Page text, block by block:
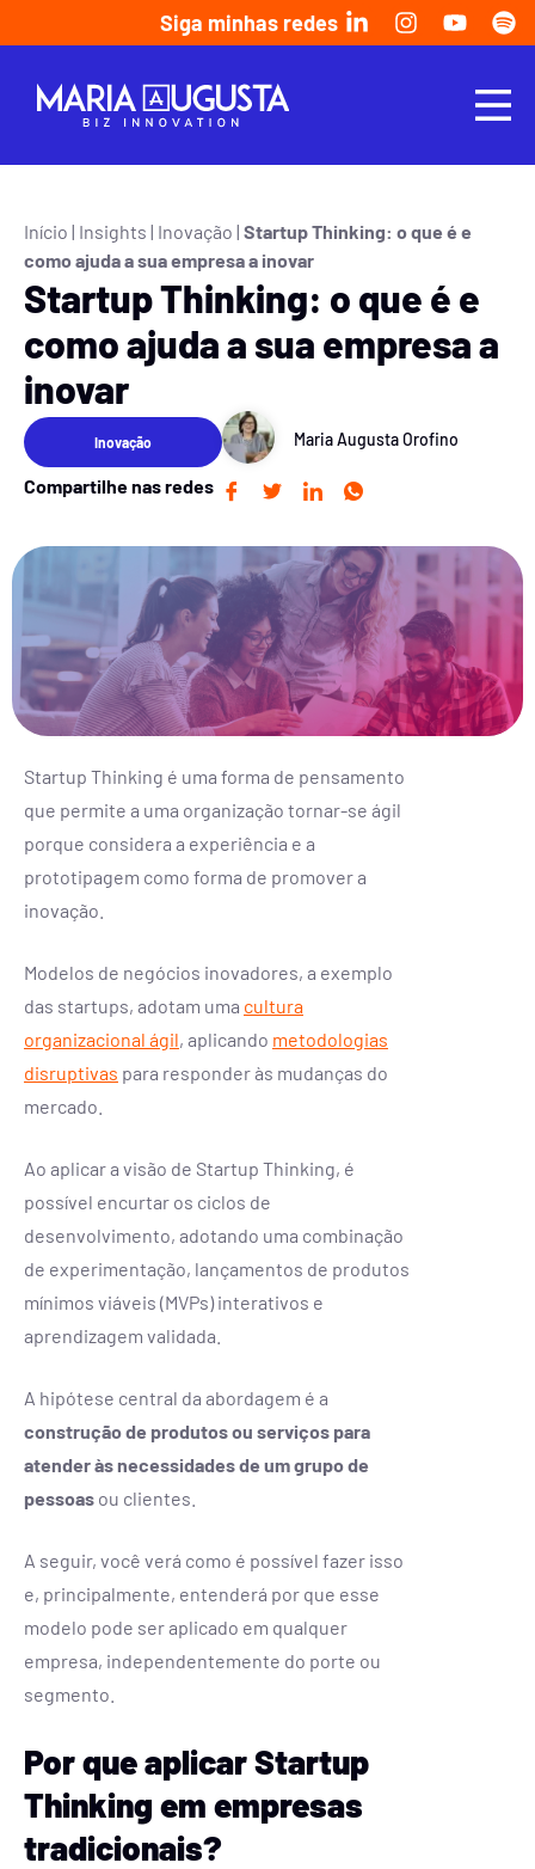
Siga minhas redes
Início | Insights | Inovação | Startup Thinking: o que é e
como ajuda a sua empresa a inovar
Startup Thinking: o que é e
como ajuda a sua empresa a
inovar
Inovação Maria Augusta Orofino
Compartilhe nas redes
Startup Thinking é uma forma de pensamento
que permite a uma organização tornar-se ágil
porque considera a experiência e a
prototipagem como forma de promover a
inovação.
Modelos de negócios inovadores, a exemplo
das startups, adotam uma cultura
organizacional ágil, aplicando metodologias
disruptivas para responder às mudanças do
mercado.
Ao aplicar a visão de Startup Thinking, é
possível encurtar os ciclos de
desenvolvimento, adotando uma combinação
de experimentação, lançamentos de produtos
mínimos viáveis (MVPs) interativos e
aprendizagem validada.
A hipótese central da abordagem é a
construção de produtos ou serviços para
atender às necessidades de um grupo de
pessoas ou clientes.
A seguir, você verá como é possível fazer isso
e, principalmente, entenderá por que esse
modelo pode ser aplicado em qualquer
empresa, independentemente do porte ou
segmento.
Por que aplicar Startup
Thinking em empresas
tradicionais?